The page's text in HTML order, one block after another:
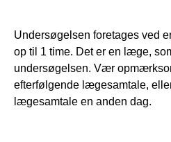
Undersøgelsen foretages ved
op til 1 time. Det er en læge,
undersøgelsen. Vær
efterfølgende lægesamtale,
lægesamtale en anden dag.